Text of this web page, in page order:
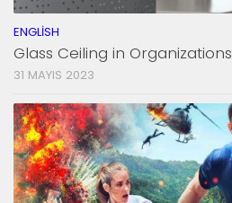
ENGLISH
Glass Ceiling in Organizations
31 MAYIS 2023